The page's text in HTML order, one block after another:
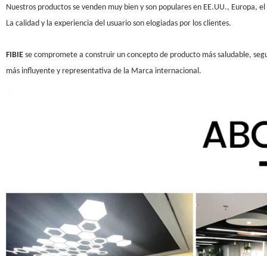
Nuestros productos se venden muy bien y son populares en EE.UU., Europa,
La calidad y la experiencia del usuario son elogiadas por los clientes.
FIBIEse compromete a construir un concepto de producto más saludable,
más influyente y representativa de la Marca internacional.